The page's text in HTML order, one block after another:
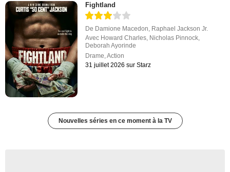
Fightland
De Damione Macedon Raphael Jackson Jr.
Avec Howard Charles Nicholas Pinnock
Deborah Ayorinde
Drame ,Action
31 juillet 2026 sur Starz
Nouvelles séries en ce moment à la TV